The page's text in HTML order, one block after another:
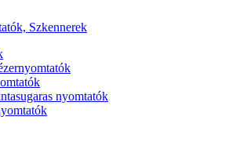
Szkennerek
nyomtatók